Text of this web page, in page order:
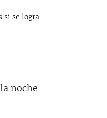
si se logra
noche